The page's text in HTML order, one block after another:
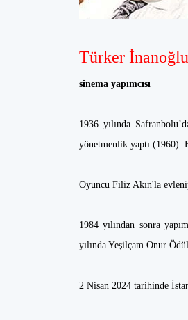
Türker İnanoğlu
sinema yapımcısı
1936 yılında
yönetmenlik yaptı
Oyuncu Filiz Akın'la
1984 yılından sonra
yılında Yeşilçam Onur
2 Nisan 2024 tarihinde